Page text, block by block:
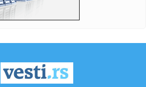
kolaps u Banjaluci: Za nekoliko kilometara
kredit od 100 miliona evra Rumuniji